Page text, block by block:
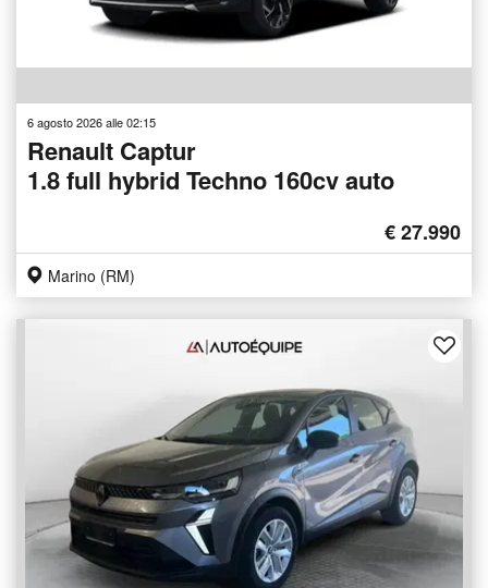
6 agosto 2026 alle 02:15
Renault Captur
1.8 full hybrid Techno 160cv auto
€ 27.990
Marino (RM)